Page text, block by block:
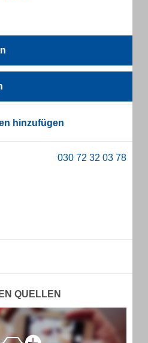
hinzufügen
QUELLEN